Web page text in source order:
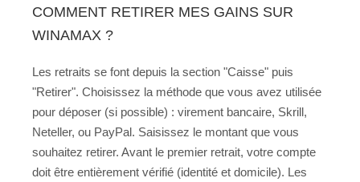
COMMENT RETIRER MES GAINS SUR
WINAMAX ?
Les retraits se font depuis la section "Caisse" puis
"Retirer". Choisissez la méthode que vous avez utilisée
pour déposer (si possible) : virement bancaire, Skrill,
Neteller, ou PayPal. Saisissez le montant que vous
souhaitez retirer. Avant le premier retrait, votre compte
doit être entièrement vérifié (identité et domicile). Les